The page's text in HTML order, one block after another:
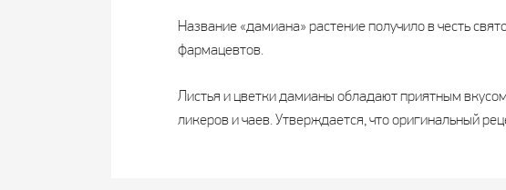
Название «дамиана» растение получило в честь
фармацевтов.
Листья и цветки дамианы обладают приятным
ликеров и чаев. Утверждается, что оригинальный